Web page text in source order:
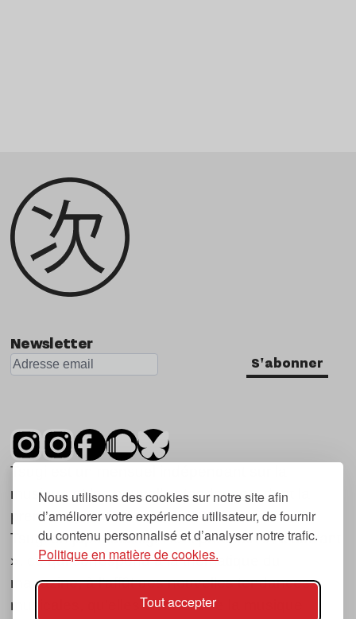
Nous utilisons des cookies sur notre site afin
d’améliorer votre expérience utilisateur, de fournir
du contenu personnalisé et d’analyser notre trafic.
Politique en matière de cookies.
Tout accepter
Newsletter
S'abonner
Tsugi est un mensuel indépendant sur la
musique et les nouvelles tendances, dont la
première parution date de 2007.
Tsugi en japonais signifie « prochain », « suivant
», ce qui correspond à la thématique du
magazine, à l’affût des nouvelles tendances
musicales, qu’elles viennent de la musique